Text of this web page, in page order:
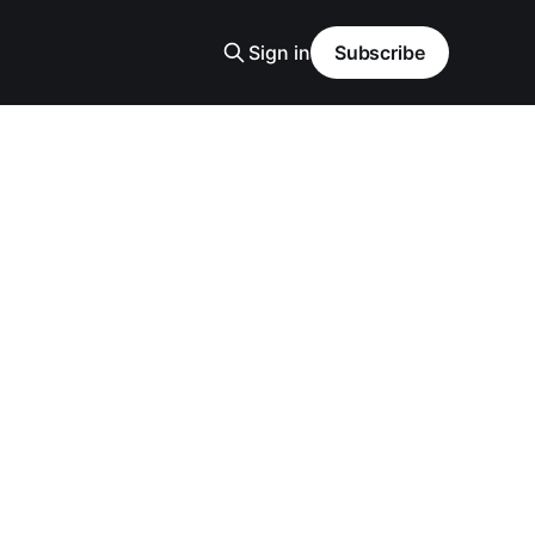
Sign in Subscribe